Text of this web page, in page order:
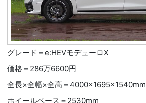
グレード＝e:HEVモデューロⅩ
価格＝286万6600円
全長×全幅×全高＝4000×1695×1540mm
ホイールベース＝2530mm